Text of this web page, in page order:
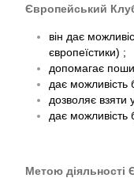
Європейський
він дає
європеїстики) ;
допомагає
дає можливість
дозволяє
дає можливість
Метою діяльності